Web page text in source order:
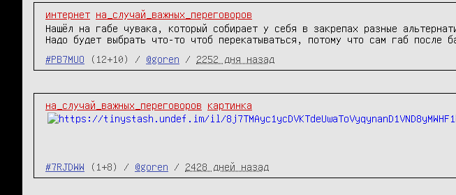
интернет на_случай_важных_переговоров
Нашёл на габе чувака, который собирает у себя в закрепах разные
Надо будет выбрать что-то чтоб перекатываться, потому что сам габ после
#PB7MUO
(12+10) / @goren / 2252 дня назад
на_случай_важных_переговоров
картинка
#7RJDWW (1+8) / @goren / 2428 дней назад